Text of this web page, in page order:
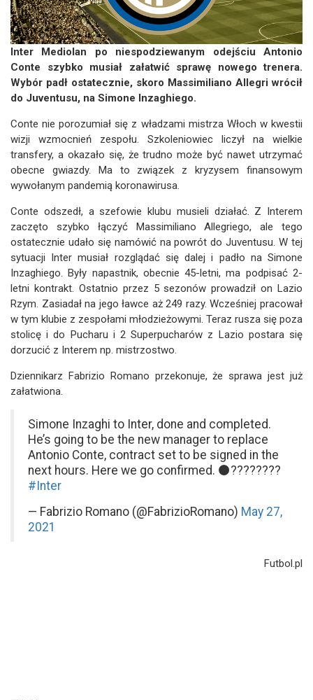
Inter Mediolan po niespodziewanym odejściu Antonio
Conte szybko musiał załatwić sprawę nowego trenera.
Wybór padł ostatecznie, skoro Massimiliano Allegri wrócił
do Juventusu, na Simone Inzaghiego.
Conte nie porozumiał się z władzami mistrza Włoch w kwestii
wizji wzmocnień zespołu. Szkoleniowiec liczył na wielkie
transfery, a okazało się, że trudno może być nawet utrzymać
obecne gwiazdy. Ma to związek z kryzysem finansowym
wywołanym pandemią koronawirusa.
Conte odszedł, a szefowie klubu musieli działać. Z Interem
zaczęto szybko łączyć Massimiliano Allegriego, ale tego
ostatecznie udało się namówić na powrót do Juventusu. W tej
sytuacji Inter musiał rozglądać się dalej i padło na Simone
Inzaghiego. Były napastnik, obecnie 45-letni, ma podpisać 2-
letni kontrakt. Ostatnio przez 5 sezonów prowadził on Lazio
Rzym. Zasiadał na jego ławce aż 249 razy. Wcześniej pracował
w tym klubie z zespołami młodzieżowymi. Teraz rusza się poza
stolicę i do Pucharu i 2 Superpucharów z Lazio postara się
dorzucić z Interem np. mistrzostwo.
Dziennikarz Fabrizio Romano przekonuje, że sprawa jest już
załatwiona.
Simone Inzaghi to Inter, done and completed.
He’s going to be the new manager to replace
Antonio Conte, contract set to be signed in the
next hours. Here we go confirmed. ⚫️????????
#Inter
— Fabrizio Romano (@FabrizioRomano) May 27,
2021
Futbol.pl